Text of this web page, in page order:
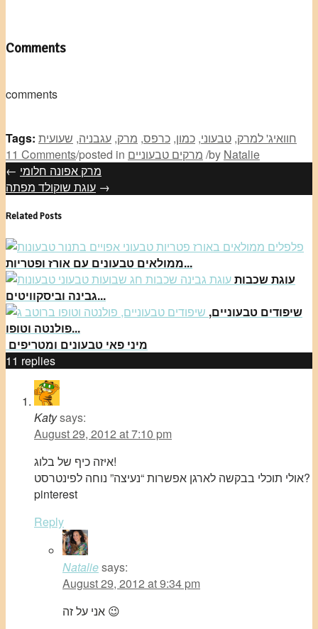
Comments
comments
Tags: חוואיג' למרק, טבעוני, כמון, כרפס, מרק, עגבניה, שעועית
11 Comments/posted in מרקים טבעוניים /by Natalie
← מרק אפונה חלומי
עוגת שוקולד מפתה →
Related Posts
ממולאים טבעונים עם אורז ופטריות...
עוגת שכבות
גבינה וביסקוויטים...
שיפודים טבעוניים,
פולנטה וטופו...
מיני פאי טבעונים ומטריפים
11 replies
Katysays:
August 29, 2012 at 7:10 pm
איזה כיף של בלוג!
אולי תוכלי בבקשה לארגן אפשרות “נעיצה” נוחה לפינטרסט?
pinterest
Reply
Nataliesays:
August 29, 2012 at 9:34 pm
אני על זה 😉